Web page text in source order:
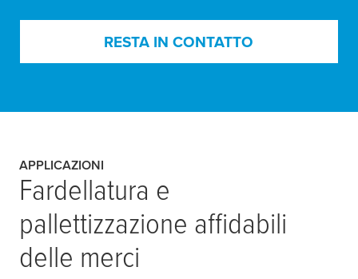
RESTA IN CONTATTO
APPLICAZIONI
Fardellatura e
pallettizzazione affidabili
delle merci